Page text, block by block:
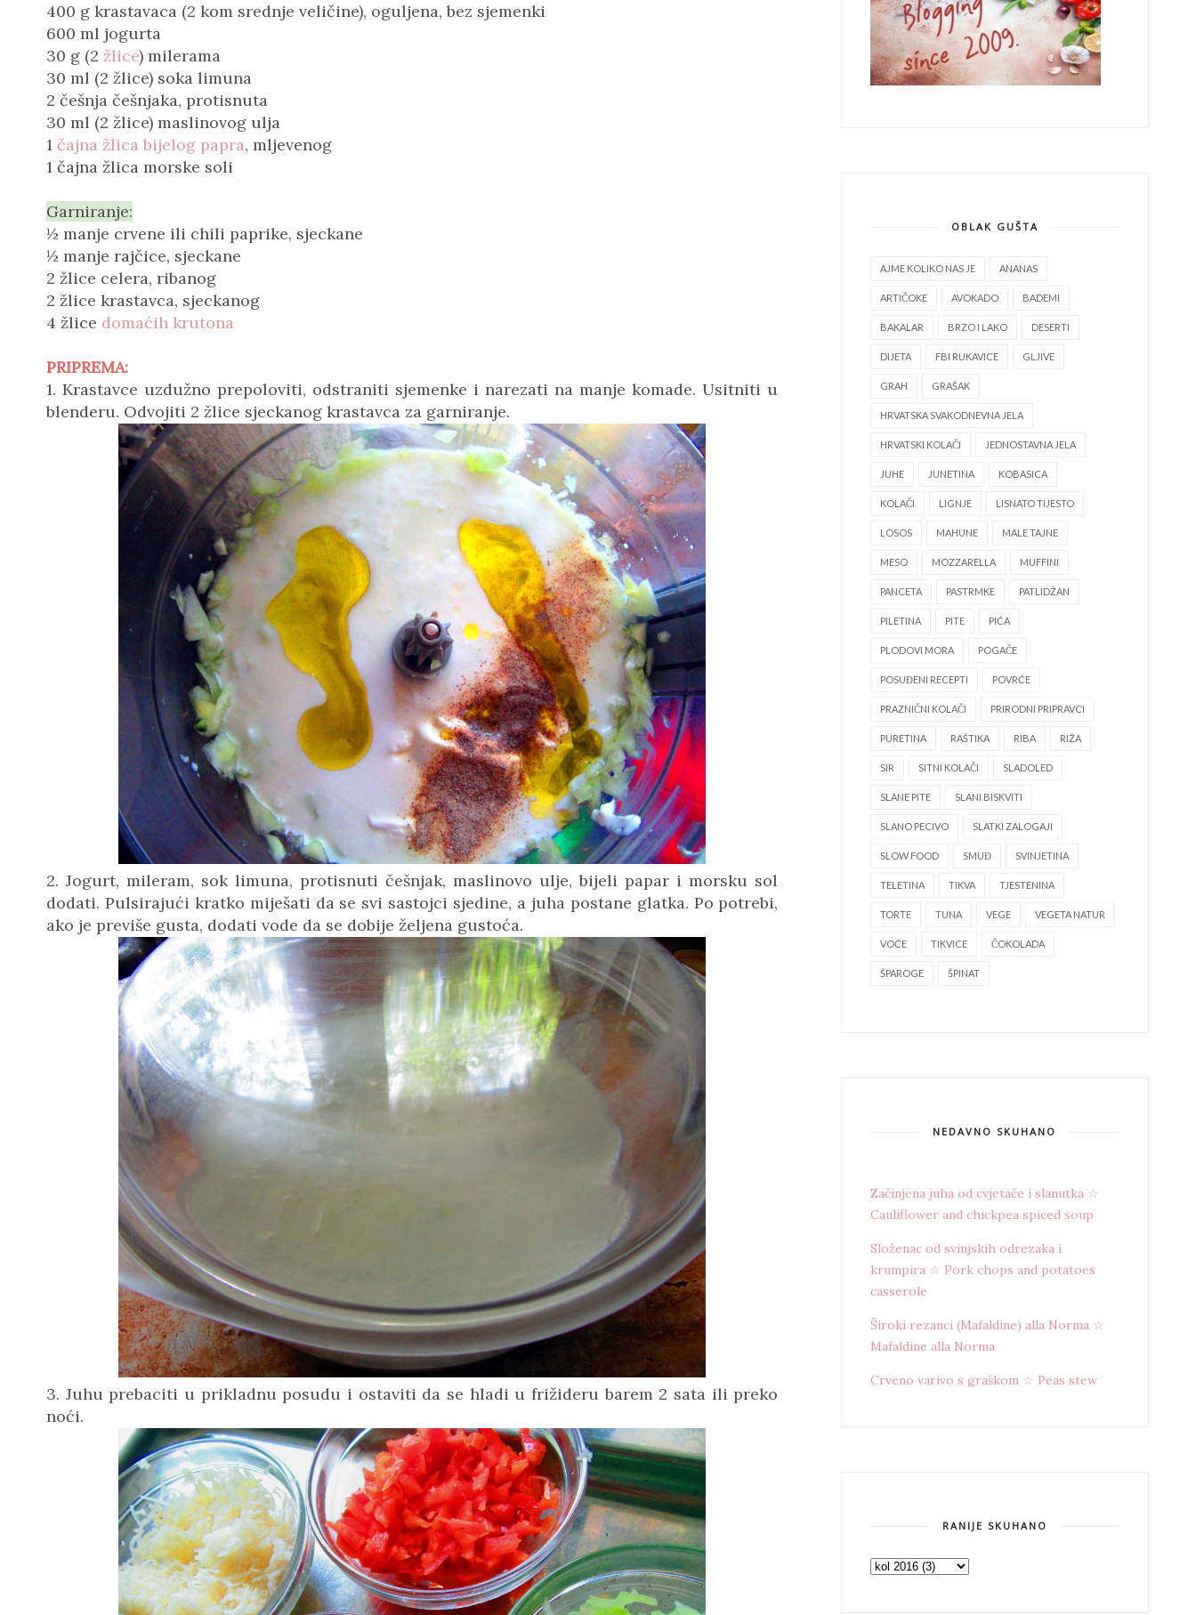
400 g krastavaca (2 kom srednje veličine), oguljena, bez sjemenki
600 ml jogurta
30 g (2 žlice) milerama
30 ml (2 žlice) soka limuna
2 češnja češnjaka, protisnuta
30 ml (2 žlice) maslinovog ulja
1 čajna žlica bijelog papra, mljevenog
1 čajna žlica morske soli
Garniranje:
½ manje crvene ili chili paprike, sjeckane
½ manje rajčice, sjeckane
2 žlice celera, ribanog
2 žlice krastavca, sjeckanog
4 žlice domaćih krutona
PRIPREMA:
1. Krastavce uzdužno prepoloviti, odstraniti sjemenke i narezati na manje komade. Usitniti u
blenderu. Odvojiti 2 žlice sjeckanog krastavca za garniranje.
2. Jogurt, mileram, sok limuna, protisnuti češnjak, maslinovo ulje, bijeli papar i morsku sol
dodati. Pulsirajući kratko miješati da se svi sastojci sjedine, a juha postane glatka. Po potrebi,
ako je previše gusta, dodati vode da se dobije željena gustoća.
3. Juhu prebaciti u prikladnu posudu i ostaviti da se hladi u frižideru barem 2 sata ili preko
noći.
OBLAK GUŠTA
AJME KOLIKO NAS JE ANANAS
ARTIČOKE AVOKADO BADEMI
BAKALAR BRZO I LAKO DESERTI
DIJETA FBI RUKAVICE GLJIVE
GRAH GRAŠAK
HRVATSKA SVAKODNEVNA JELA
HRVATSKI KOLAČI JEDNOSTAVNA JELA
JUHE JUNETINA KOBASICA
KOLAČI LIGNJE LISNATO TIJESTO
LOSOS MAHUNE MALE TAJNE
MESO MOZZARELLA MUFFINI
PANCETA PASTRMKE PATLIDŽAN
PILETINA PITE PIĆA
PLODOVI MORA POGAČE
POSUĐENI RECEPTI POVRĆE
PRAZNIČNI KOLAČI PRIRODNI PRIPRAVCI
PURETINA RAŠTIKA RIBA RIŽA
SIR SITNI KOLAČI SLADOLED
SLANE PITE SLANI BISKVITI
SLANO PECIVO SLATKI ZALOGAJI
SLOW FOOD SMUĐ SVINJETINA
TELETINA TIKVA TJESTENINA
TORTE TUNA VEGE VEGETA NATUR
VOĆE TIKVICE ČOKOLADA
ŠPAROGE ŠPINAT
NEDAVNO SKUHANO
Začinjena juha od cvjetače i slanutka ☆
Cauliflower and chickpea spiced soup
Složenac od svinjskih odrezaka i
krumpira ☆ Pork chops and potatoes
casserole
Široki rezanci (Mafaldine) alla Norma ☆
Mafaldine alla Norma
Crveno varivo s graškom ☆ Peas stew
RANIJE SKUHANO